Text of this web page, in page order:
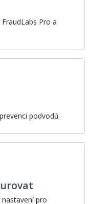
Pro a
podvodů.
pro